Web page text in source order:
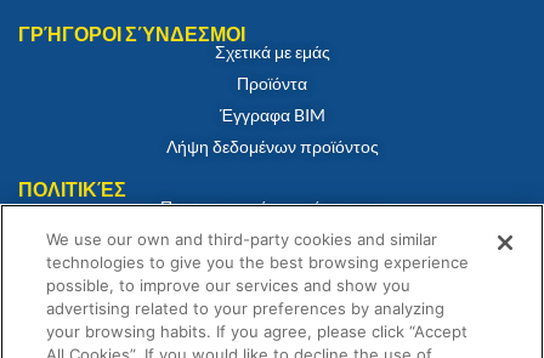
ΓΡΉΓΟΡΟΙ ΣΎΝΔΕΣΜΟΙ
Σχετικά με εμάς
Προϊόντα
Έγγραφα BIM
Λήψη δεδομένων προϊόντος
ΠΟΛΙΤΙΚΈΣ
Πιστοποιητικό συμμόρφωσης
Πολιτική για τα cookies
Αποποίηση ευθύνης
Πολιτική απορρήτου
Όροι και Προϋποθέσεις Πώλησης
We use our own and third-party cookies and similar
technologies to give you the best browsing experience
possible, to improve our services and show you
advertising related to your preferences by analyzing
your browsing habits. If you agree, please click “Accept